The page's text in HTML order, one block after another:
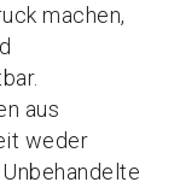
machen,
aus
weder